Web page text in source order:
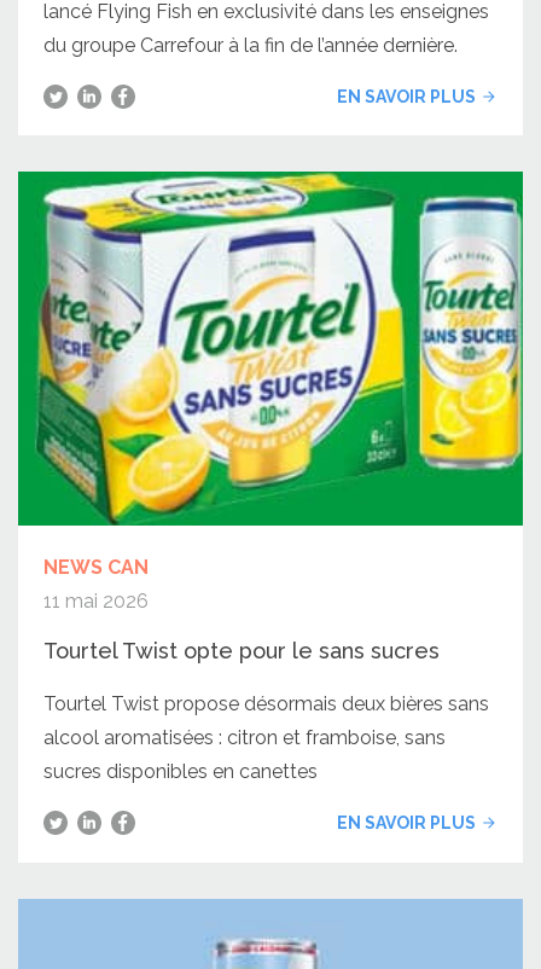
lancé Flying Fish en exclusivité dans les enseignes
du groupe Carrefour à la fin de l’année dernière.
EN SAVOIR PLUS
NEWS CAN
11 mai 2026
Tourtel Twist opte pour le sans sucres
Tourtel Twist propose désormais deux bières sans
alcool aromatisées : citron et framboise, sans
sucres disponibles en canettes
EN SAVOIR PLUS